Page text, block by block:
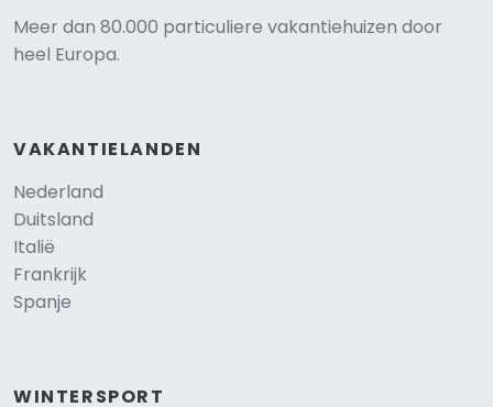
Meer dan 80.000 particuliere vakantiehuizen door
heel Europa.
VAKANTIELANDEN
Nederland
Duitsland
Italië
Frankrijk
Spanje
WINTERSPORT